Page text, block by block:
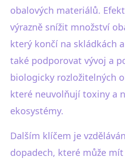
obalových materiálů.
výrazně snížit množství
který končí na skládkách
také podporovat vývoj a
biologicky rozložitelných
které neuvolňují toxiny a
ekosystémy.
Dalším klíčem je
dopadech, které může